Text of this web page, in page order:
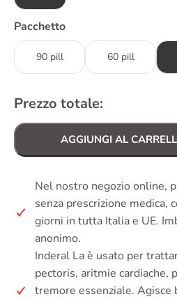
Pacchetto
90 pill 60 pill
Prezzo totale:
AGGIUNGI AL
Nel nostro negozio online,
senza prescrizione medica,
giorni in tutta Italia e UE.
anonimo.
Inderal La è usato per
pectoris, aritmie cardiache,
tremore essenziale. Agisce